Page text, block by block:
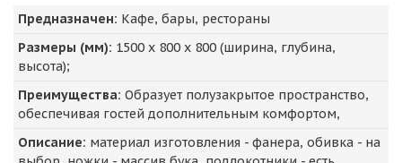
Предназначен: Кафе, бары, рестораны
Размеры (мм): 1500 х 800 х 800 (ширина, глубина,
высота);
Преимущества: Образует полузакрытое пространство,
обеспечивая гостей дополнительным комфортом,
Описание: материал изготовления - фанера, обивка - на